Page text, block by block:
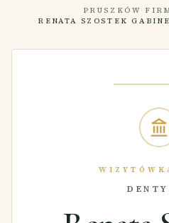
PRUSZKÓW·
· RENATA SZOSTEK